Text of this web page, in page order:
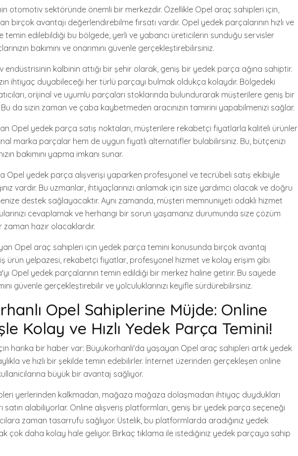
otomotiv sektöründe önemli bir merkezdir. Özellikle Opel araç sahipleri için,
birçok avantajı değerlendirebilme fırsatı vardır. Opel yedek parçalarının hızlı ve
temin edilebildiği bu bölgede, yerli ve yabancı üreticilerin sunduğu servisler
bakımını ve onarımını güvenle gerçekleştirebilirsiniz.
endüstrisinin kalbinin attığı bir şehir olarak, geniş bir yedek parça ağına sahiptir.
ihtiyaç duyabileceği her türlü parçayı bulmak oldukça kolaydır. Bölgedeki
orijinal ve uyumlu parçaları stoklarında bulundurarak müşterilere geniş bir
da sizin zaman ve çaba kaybetmeden aracınızın tamirini yapabilmenizi sağlar.
Opel yedek parça satış noktaları, müşterilere rekabetçi fiyatlarla kaliteli ürünler
marka parçalar hem de uygun fiyatlı alternatifler bulabilirsiniz. Bu, bütçenizi
bakımını yapma imkanı sunar.
Opel yedek parça alışverişi yaparken profesyonel ve tecrübeli satış ekibiyle
vardır. Bu uzmanlar, ihtiyaçlarınızı anlamak için size yardımcı olacak ve doğru
destek sağlayacaktır. Aynı zamanda, müşteri memnuniyeti odaklı hizmet
cevaplamak ve herhangi bir sorun yaşamanız durumunda size çözüm
hazır olacaklardır.
Opel araç sahipleri için yedek parça temini konusunda birçok avantaj
ürün yelpazesi, rekabetçi fiyatlar, profesyonel hizmet ve kolay erişim gibi
Opel yedek parçalarının temin edildiği bir merkez haline getirir. Bu sayede
güvenle gerçekleştirebilir ve yolculuklarınızı keyifle sürdürebilirsiniz.
Opel Sahiplerine Müjde: Online
Kolay ve Hızlı Yedek Parça Temini!
harika bir haber var: Büyükorhanlı'da yaşayan Opel araç sahipleri artık yedek
ve hızlı bir şekilde temin edebilirler. İnternet üzerinden gerçekleşen online
büyük bir avantaj sağlıyor.
yerlerinden kalkmadan, mağaza mağaza dolaşmadan ihtiyaç duydukları
satın alabiliyorlar. Online alışveriş platformları, geniş bir yedek parça seçeneği
zaman tasarrufu sağlıyor. Üstelik, bu platformlarda aradığınız yedek
çok daha kolay hale geliyor. Birkaç tıklama ile istediğiniz yedek parçaya sahip